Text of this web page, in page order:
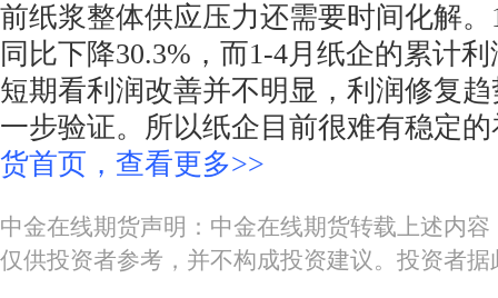
前纸浆整体供应压力还需要时间化解
同比下降30.3%，而1-4月纸企的累计
短期看利润改善并不明显，利润修复
一步验证。所以纸企目前很难有稳定
货首页，查看更多>>
中金在线期货声明：中金在线期货转载上述内
仅供投资者参考，并不构成投资建议。投资者